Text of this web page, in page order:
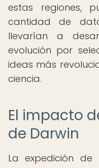
estas regiones,
cantidad de
llevarían a
evolución por
ideas más
ciencia.
El impacto
de Darwin
La expedición